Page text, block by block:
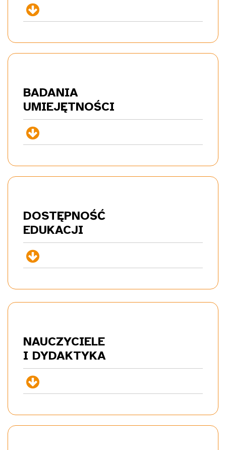
+
BADANIA
UMIEJĘTNOŚCI
+
DOSTĘPNOŚĆ
EDUKACJI
+
NAUCZYCIELE
I DYDAKTYKA
+